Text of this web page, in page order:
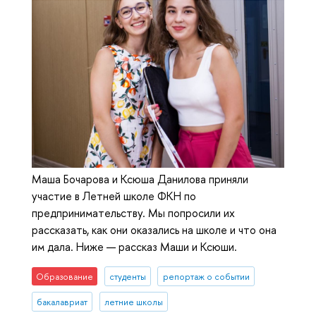
Маша Бочарова и Ксюша Данилова приняли
участие в Летней школе ФКН по
предпринимательству. Мы попросили их
рассказать, как они оказались на школе и что она
им дала. Ниже — рассказ Маши и Ксюши.
Образование студенты репортаж о событии
бакалавриат летние школы